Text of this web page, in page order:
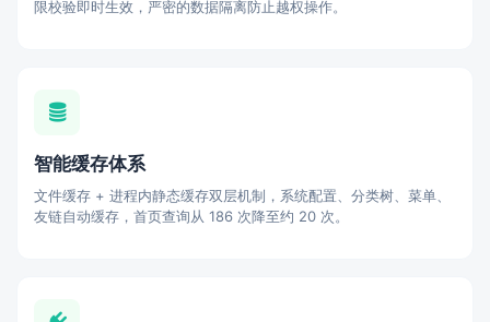
限校验即时生效，严密的数据隔离防止越权操作。
智能缓存体系
文件缓存 + 进程内静态缓存双层机制，系统配置、分类树、菜单、
友链自动缓存，首页查询从 186 次降至约 20 次。